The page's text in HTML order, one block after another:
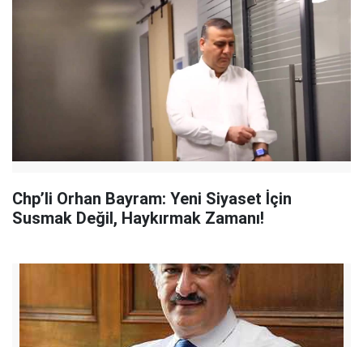
Chp’li Orhan Bayram: Yeni Siyaset İçin
Susmak Değil, Haykırmak Zamanı!